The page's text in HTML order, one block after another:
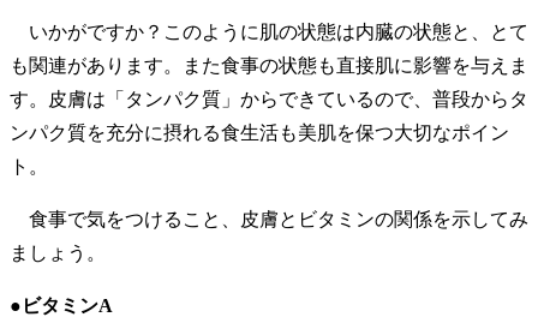
いかがですか？このように肌の状態は内臓の状態と、とて
も関連があります。また食事の状態も直接肌に影響を与えま
す。皮膚は「タンパク質」からできているので、普段からタ
ンパク質を充分に摂れる食生活も美肌を保つ大切なポイン
ト。
食事で気をつけること、皮膚とビタミンの関係を示してみ
ましょう。
●ビタミンA